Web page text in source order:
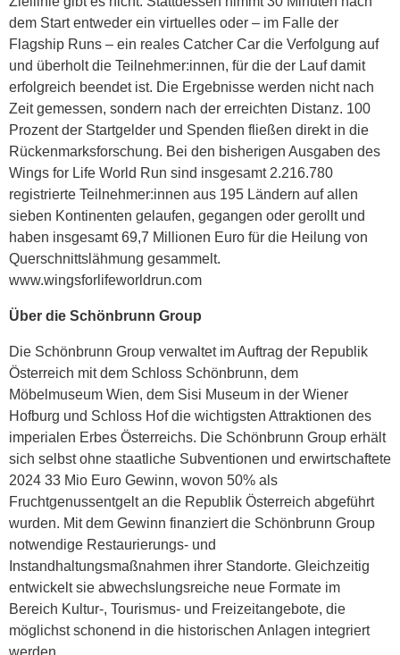
dem Start entweder ein virtuelles oder – im Falle der
Flagship Runs – ein reales Catcher Car die Verfolgung auf
und überholt die Teilnehmer:innen, für die der Lauf damit
erfolgreich beendet ist. Die Ergebnisse werden nicht nach
Zeit gemessen, sondern nach der erreichten Distanz. 100
Prozent der Startgelder und Spenden fließen direkt in die
Rückenmarksforschung. Bei den bisherigen Ausgaben des
Wings for Life World Run sind insgesamt 2.216.780
registrierte Teilnehmer:innen aus 195 Ländern auf allen
sieben Kontinenten gelaufen, gegangen oder gerollt und
haben insgesamt 69,7 Millionen Euro für die Heilung von
Querschnittslähmung gesammelt.
www.wingsforlifeworldrun.com
Über die Schönbrunn Group
Die Schönbrunn Group verwaltet im Auftrag der Republik
Österreich mit dem Schloss Schönbrunn, dem
Möbelmuseum Wien, dem Sisi Museum in der Wiener
Hofburg und Schloss Hof die wichtigsten Attraktionen des
imperialen Erbes Österreichs. Die Schönbrunn Group erhält
sich selbst ohne staatliche Subventionen und erwirtschaftete
2024 33 Mio Euro Gewinn, wovon 50% als
Fruchtgenussentgelt an die Republik Österreich abgeführt
wurden. Mit dem Gewinn finanziert die Schönbrunn Group
notwendige Restaurierungs- und
Instandhaltungsmaßnahmen ihrer Standorte. Gleichzeitig
entwickelt sie abwechslungsreiche neue Formate im
Bereich Kultur-, Tourismus- und Freizeitangebote, die
möglichst schonend in die historischen Anlagen integriert